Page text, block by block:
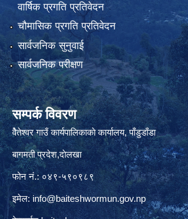
वार्षिक प्रगति प्रतिवेदन
चौमासिक प्रगति प्रतिवेदन
सार्वजनिक सुनुवाई
सार्वजनिक परीक्षण
सम्पर्क विवरण
वैेतेश्वर गाउँ कार्यपालिकाकाे कार्यालय, पाँडुडाँडा
बागमती‌ प्रदेश,दाेलखा
फोन नं.: ०४९-५९०९८९
इमेल: info@baiteshwormun.gov.np